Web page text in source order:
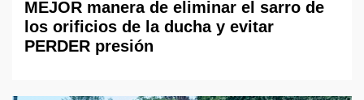
MEJOR manera de eliminar el sarro de
los orificios de la ducha y evitar
PERDER presión